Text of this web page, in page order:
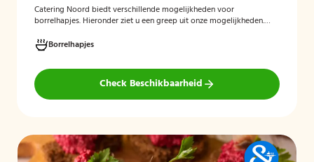
Catering Noord biedt verschillende mogelijkheden voor
borrelhapjes. Hieronder ziet u een greep uit onze mogelijkheden.
recepties of een andere gelegenheid.
Borrelhapjes
Check Beschikbaarheid